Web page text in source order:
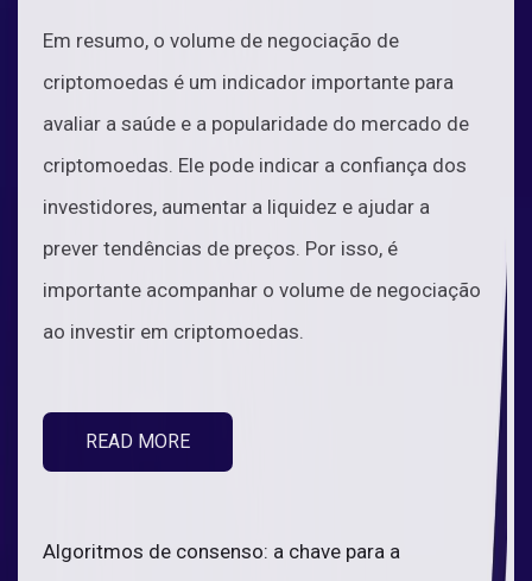
Em resumo, o volume de negociação de
criptomoedas é um indicador importante para
avaliar a saúde e a popularidade do mercado de
criptomoedas. Ele pode indicar a confiança dos
investidores, aumentar a liquidez e ajudar a
prever tendências de preços. Por isso, é
importante acompanhar o volume de negociação
ao investir em criptomoedas.
READ MORE
Algoritmos de consenso: a chave para a